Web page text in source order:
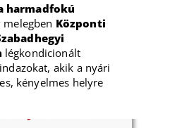
harmadfokú
melegben Központi
légkondicionált
akik a nyári
kényelmes helyre